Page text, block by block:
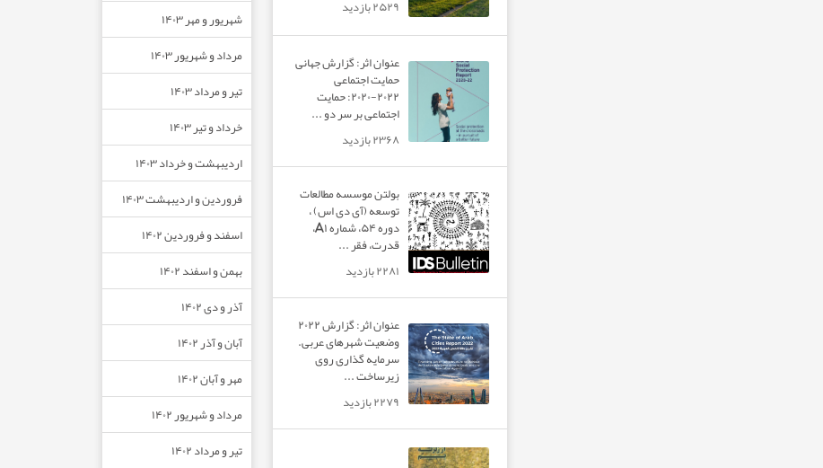
۲۵۲۹ بازدید
عنوان اثر: گزارش جهانی
حمایت اجتماعی
۲۰۲۲-۲۰۲۰: حمایت
اجتماعی بر سر دو ...
۲۳۶۸ بازدید
بولتن موسسه مطالعات
توسعه (آی دی اس) ،
دوره ۵۴، شماره A۱،
قدرت، فقر ...
۲۲۸۱ بازدید
عنوان اثر: گزارش ۲۰۲۲
وضعیت شهرهای عربی.
سرمایه گذاری روی
زیرساخت ...
۲۲۷۹ بازدید
شهریور و مهر ۱۴۰۳
مرداد و شهریور ۱۴۰۳
تیر و مرداد ۱۴۰۳
خرداد و تیر ۱۴۰۳
اردیبهشت و خرداد ۱۴۰۳
فروردین و اردیبهشت ۱۴۰۳
اسفند و فروردین ۱۴۰۲
بهمن و اسفند ۱۴۰۲
آذر و دی ۱۴۰۲
آبان و آذر ۱۴۰۲
مهر و آبان ۱۴۰۲
مرداد و شهریور ۱۴۰۲
تیر و مرداد ۱۴۰۲